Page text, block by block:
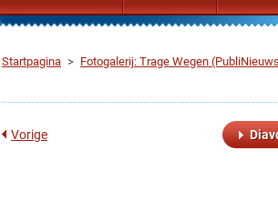
Startpagina > Fotogalerij: Trage Wegen
Vorige